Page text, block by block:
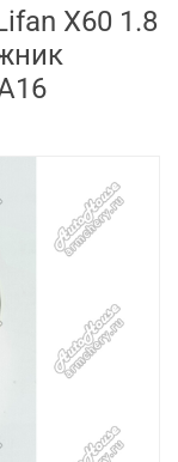
X60 1.8